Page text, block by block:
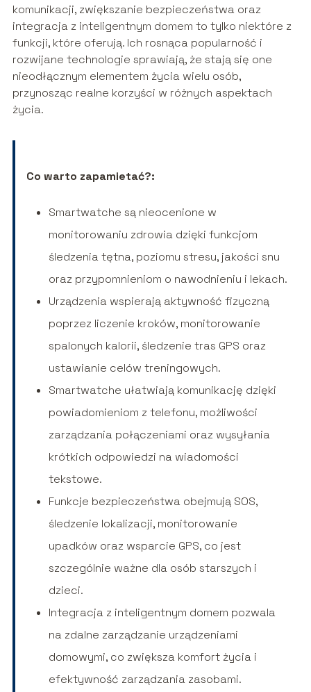
komunikacji, zwiększanie bezpieczeństwa oraz
integracja z inteligentnym domem to tylko niektóre z
funkcji, które oferują. Ich rosnąca popularność i
rozwijane technologie sprawiają, że stają się one
nieodłącznym elementem życia wielu osób,
przynosząc realne korzyści w różnych aspektach
życia.
Co warto zapamietać?:
Smartwatche są nieocenione w
monitorowaniu zdrowia dzięki funkcjom
śledzenia tętna, poziomu stresu, jakości snu
oraz przypomnieniom o nawodnieniu i lekach.
Urządzenia wspierają aktywność fizyczną
poprzez liczenie kroków, monitorowanie
spalonych kalorii, śledzenie tras GPS oraz
ustawianie celów treningowych.
Smartwatche ułatwiają komunikację dzięki
powiadomieniom z telefonu, możliwości
zarządzania połączeniami oraz wysyłania
krótkich odpowiedzi na wiadomości
tekstowe.
Funkcje bezpieczeństwa obejmują SOS,
śledzenie lokalizacji, monitorowanie
upadków oraz wsparcie GPS, co jest
szczególnie ważne dla osób starszych i
dzieci.
Integracja z inteligentnym domem pozwala
na zdalne zarządzanie urządzeniami
domowymi, co zwiększa komfort życia i
efektywność zarządzania zasobami.